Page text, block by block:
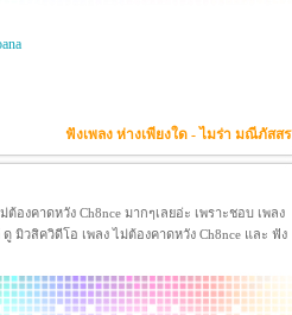
ฟังเพลง ห่างเพียงใด - ไมร่า มณีภัสสร
องคาดหวัง Ch8nce มากๆเลยอ่ะ เพราะชอบ เพลง
มิวสิควิดีโอ เพลง ไม่ต้องคาดหวัง Ch8nce และ ฟัง